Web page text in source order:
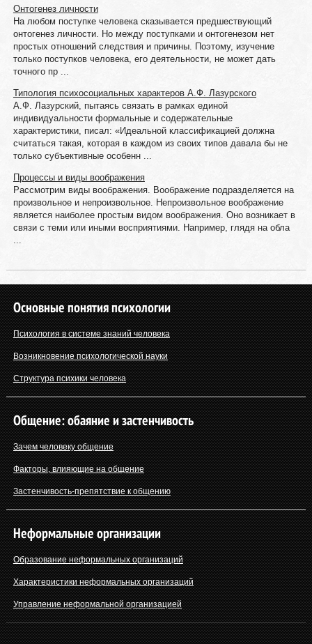
Онтогенез личности
На любом поступке человека сказывается предшествующий
онтогенез личности. Но между поступками и онтогенезом нет
простых отношений следствия и причины. Поэтому, изучение
только поступков человека, его деятельности, не может дать
точного пр ...
Типология психосоциальных характеров А.Ф. Лазурского
А.Ф. Лазурский, пытаясь связать в рамках единой
индивидуальности формальные и содержательные
характеристики, писал: «Идеальной классификацией должна
считаться такая, которая в каждом из своих типов давала бы не
только субъективные особенн ...
Процессы и виды воображения
Рассмотрим виды воображения. Воображение подразделяется на
произвольное и непроизвольное. Непроизвольное воображение
является наиболее простым видом воображения. Оно возникает в
связи с теми или иными восприятиями. Например, глядя на обла
...
Основные понятия психологии
Психология в системе знаний человека
Возникновение психологической науки
Структура психики человека
Общение: обаяние и застенчивость
Зачем человеку общение
Факторы, влияющие на общение
Застенчивость-препятствие к общению
Неформальные организации
Образование неформальных организаций
Характеристики неформальных организаций
Управление неформальной организацией